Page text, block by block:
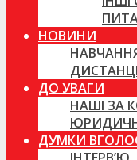
НОВИНИ
ДО УВАГИ
НАШІ ЗА
ДУМКИ